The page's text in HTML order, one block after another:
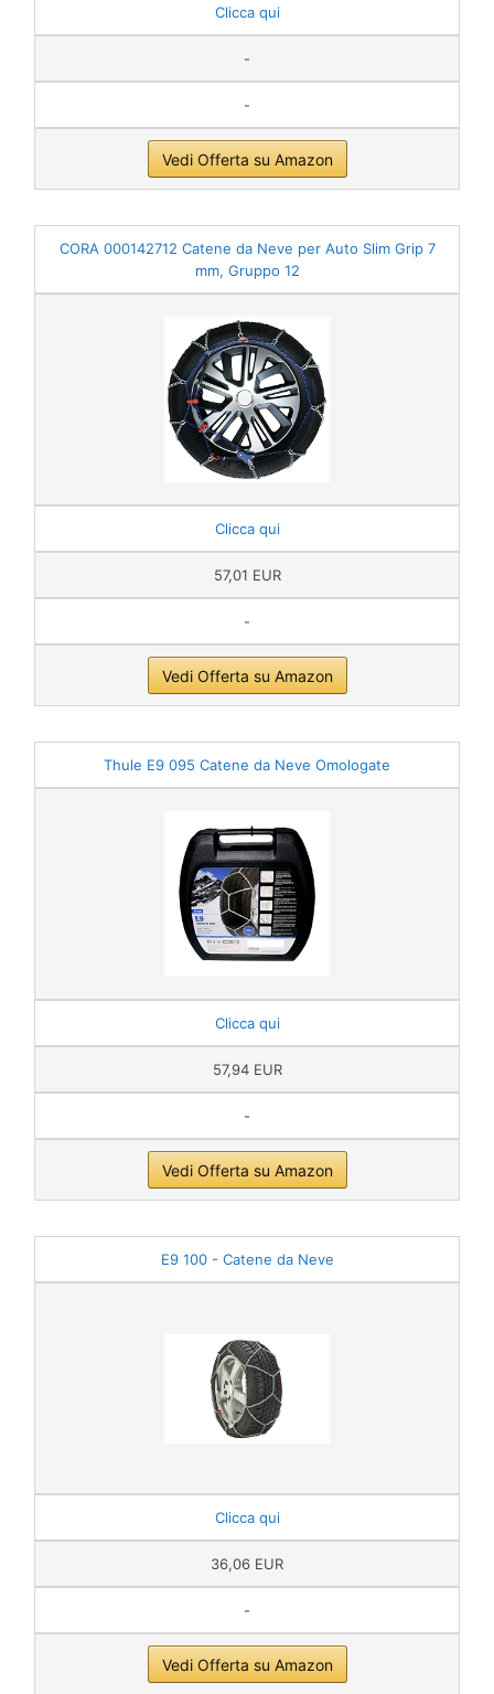
Clicca qui
-
-
Vedi Offerta su Amazon
CORA 000142712 Catene da Neve per Auto Slim Grip 7
mm, Gruppo 12
Clicca qui
57,01 EUR
-
Vedi Offerta su Amazon
Thule E9 095 Catene da Neve Omologate
Clicca qui
57,94 EUR
-
Vedi Offerta su Amazon
E9 100 - Catene da Neve
Clicca qui
36,06 EUR
-
Vedi Offerta su Amazon